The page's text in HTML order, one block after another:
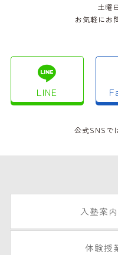
土曜
お気軽にお
LINE
公式SNSで
入塾案
体験授